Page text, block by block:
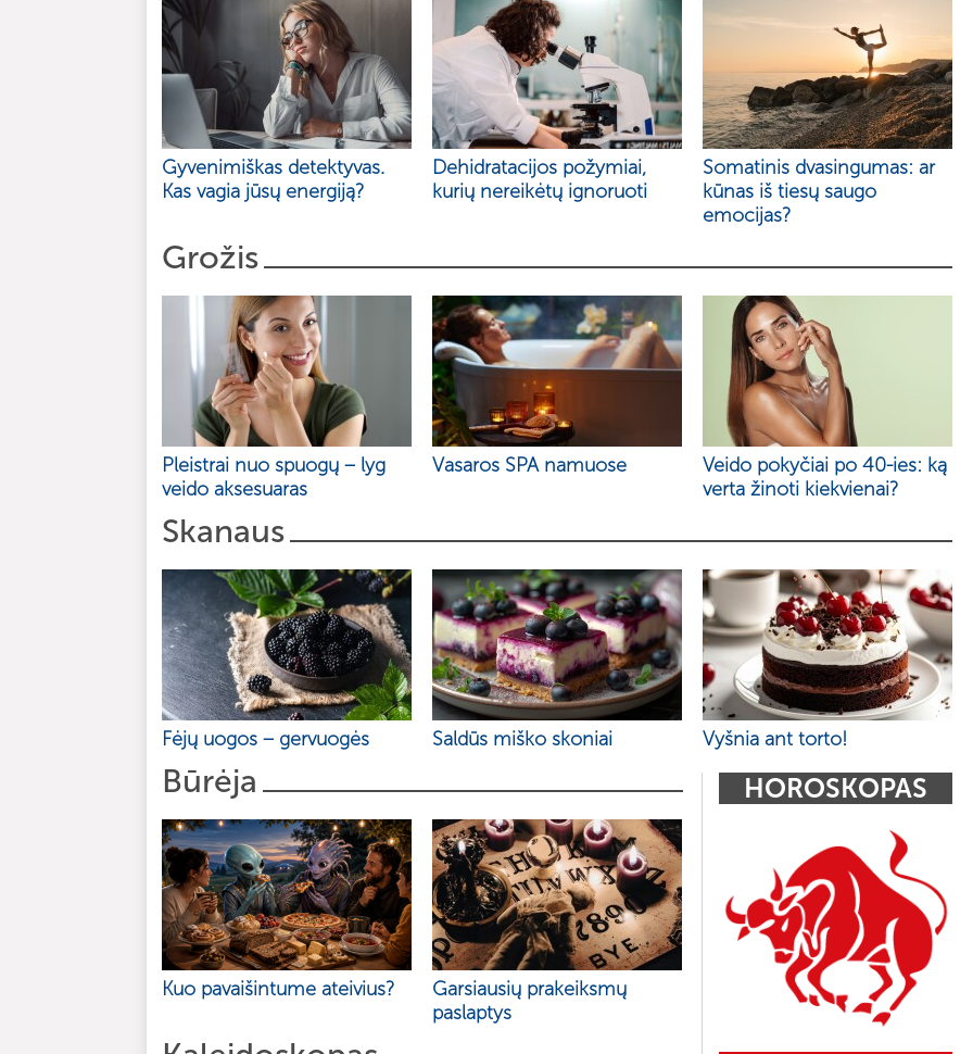
Gyvenimiškas detektyvas.
Kas vagia jūsų energiją?
Dehidratacijos požymiai,
kurių nereikėtų ignoruoti
Somatinis dvasingumas: ar
kūnas iš tiesų saugo
emocijas?
Grožis
Pleistrai nuo spuogų – lyg
veido aksesuaras
Vasaros SPA namuose
Veido pokyčiai po 40-ies: ką
verta žinoti kiekvienai?
Skanaus
Fėjų uogos – gervuogės Saldūs miško skoniai Vyšnia ant torto!
HOROSKOPAS
Būrėja
Kuo pavaišintume ateivius?
Garsiausių prakeiksmų
paslaptys